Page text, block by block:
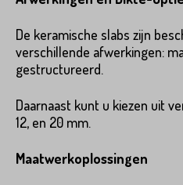
De keramische slabs zijn
verschillende afwerkingen:
gestructureerd.
Daarnaast kunt u kiezen uit
12, en 20 mm.
Maatwerkoplossingen
Toevoeging
Straat*
Straat*